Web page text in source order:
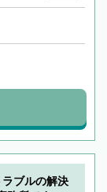
ラブルの解決